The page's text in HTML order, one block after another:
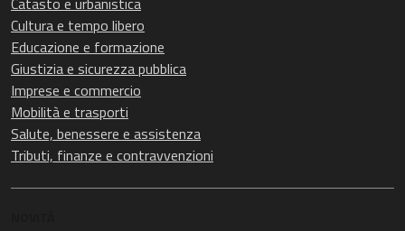
Cultura e tempo libero
Educazione e formazione
Giustizia e sicurezza pubblica
Imprese e commercio
Mobilità e trasporti
Salute, benessere e assistenza
Tributi, finanze e contravvenzioni